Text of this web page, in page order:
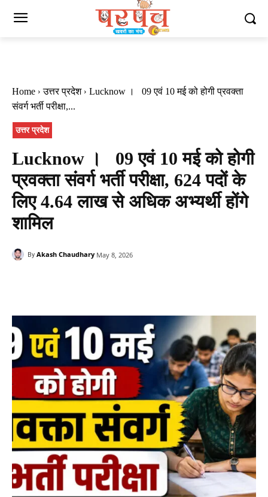
Home उत्तर प्रदेश
Lucknow । 09 एवं 10 मई को होगी प्रवक्ता
संवर्ग भर्ती परीक्षा,...
उत्तर प्रदेश
Lucknow । 09 एवं 10 मई को होगी
प्रवक्ता संवर्ग भर्ती परीक्षा, 624 पदों के
लिए 4.64 लाख से अधिक अभ्यर्थी होंगे
शामिल
By Akash Chaudhary May 8, 2026